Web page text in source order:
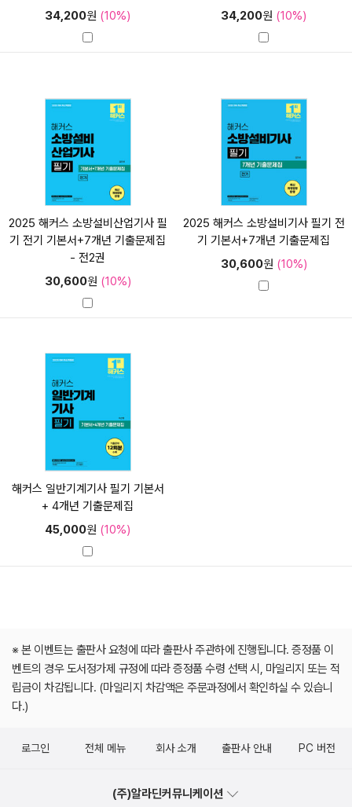
34,200원 (10%)
34,200원 (10%)
2025 해커스 소방설비산업기사 필
기 전기 기본서+7개년 기출문제집
- 전2권
30,600원 (10%)
2025 해커스 소방설비기사 필기 전
기 기본서+7개년 기출문제집
30,600원 (10%)
해커스 일반기계기사 필기 기본서
+ 4개년 기출문제집
45,000원 (10%)
※ 본 이벤트는 출판사 요청에 따라 출판사 주관하에 진행됩니다. 증정품 이
벤트의 경우 도서정가제 규정에 따라 증정품 수령 선택 시, 마일리지 또는 적
립금이 차감됩니다. (마일리지 차감액은 주문과정에서 확인하실 수 있습니
다.)
로그인 전체 메뉴 회사 소개 출판사 안내 PC 버전
(주)알라딘커뮤니케이션